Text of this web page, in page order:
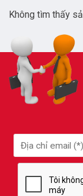
Không tìm thấy